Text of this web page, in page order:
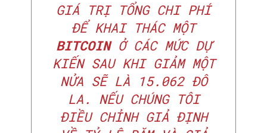
SEARCH...GIÁ TRỊ TỔNG CHI PHÍ
ĐỂ KHAI THÁC MỘT
BITCOINỞ CÁC MỨC DỰ
KIẾN ​​SAU KHI GIẢM MỘT
NỬA SẼ LÀ 15.062 ĐÔ
LA. NẾU CHÚNG TÔI
ĐIỀU CHỈNH GIẢ ĐỊNH